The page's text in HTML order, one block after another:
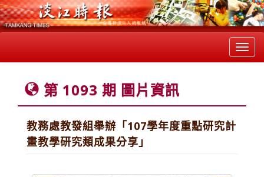
第 1093 期 圖片資訊
教務處教發組舉辦「107學年度重點研究計
畫教學研究類成果分享」